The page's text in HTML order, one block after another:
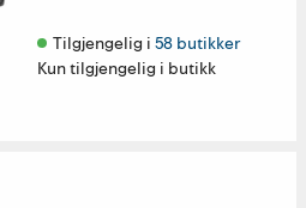
Tilgjengelig i 58 butikker
Kun tilgjengelig i butikk